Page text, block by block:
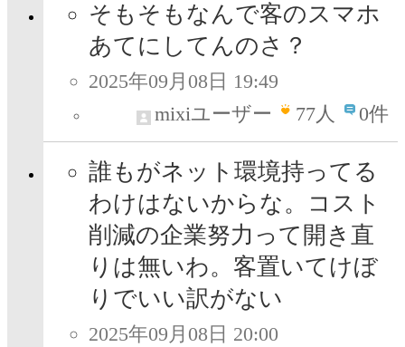
そもそもなんで客のスマホ
あてにしてんのさ？
2025年09月08日 19:49
mixiユーザー
77人 0件
誰もがネット環境持ってる
わけはないからな。コスト
削減の企業努力って開き直
りは無いわ。客置いてけぼ
りでいい訳がない
2025年09月08日 20:00